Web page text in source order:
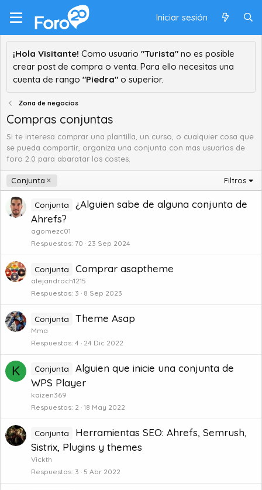
Iniciar sesión
¡Hola Visitante! Como usuario "Turista" no es posible
crear post de compra o venta. Para ello necesitas una
cuenta de rango "Piedra" o superior.
Zona de negocios
Compras conjuntas
Si te interesa comprar una plantilla, un curso, o cualquier cosa que
se pueda compartir, organiza una conjunta con mas usuarios de
foro 2.0 para abaratar los costes.
Conjunta Filtros
Conjunta
¿Alguien sabe de alguna conjunta de
Ahrefs?
agomezc01
Respuestas 70 23 Sep 2024
Conjunta Comprar asaptheme
alejandroch1215
Respuestas 3 8 Sep 2023
Conjunta Theme Asap
Mma
Respuestas 4 24 Dic 2022
K Conjunta
Alguien que inicie una conjunta de
WPS Player
kaizen369
Respuestas 2 18 May 2022
Conjunta
Herramientas SEO: Ahrefs, Semrush,
Sistrix, Plugins y themes
Vickth
Respuestas 3 5 Abr 2022